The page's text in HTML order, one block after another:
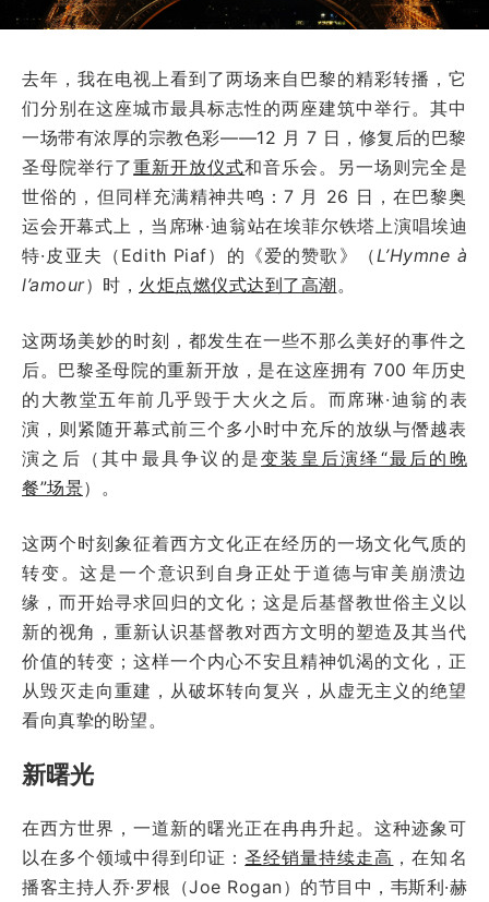
去年，我在电视上看到了两场来自巴黎的精彩转播，它
们分别在这座城市最具标志性的两座建筑中举行。其中
一场带有浓厚的宗教色彩——12 月 7 日，修复后的巴黎
圣母院举行了重新开放仪式和音乐会。另一场则完全是
世俗的，但同样充满精神共鸣：7 月 26 日，在巴黎奥
运会开幕式上，当席琳·迪翁站在埃菲尔铁塔上演唱埃迪
特·皮亚夫（Edith Piaf）的《爱的赞歌》（ L’Hymne à
l’amour）时， 火炬点燃仪式达到了高潮 。
这两场美妙的时刻，都发生在一些不那么美好的事件之
后。巴黎圣母院的重新开放，是在这座拥有 700 年历史
的大教堂五年前几乎毁于大火之后。而席琳·迪翁的表
演，则紧随开幕式前三个多小时中充斥的放纵与僭越表
演之后（其中最具争议的是变装皇后演绎“最后的晚
餐”场景）。
这两个时刻象征着西方文化正在经历的一场文化气质的
转变。这是一个意识到自身正处于道德与审美崩溃边
缘，而开始寻求回归的文化；这是后基督教世俗主义以
新的视角，重新认识基督教对西方文明的塑造及其当代
价值的转变；这样一个内心不安且精神饥渴的文化，正
从毁灭走向重建，从破坏转向复兴，从虚无主义的绝望
看向真挚的盼望。
新曙光
在西方世界，一道新的曙光正在冉冉升起。这种迹象可
以在多个领域中得到印证：圣经销量持续走高 ，在知名
播客主持人乔·罗根（Joe Rogan）的节目中，韦斯利·赫